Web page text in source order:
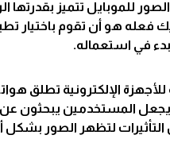
للموبايل تتميز
هو أن تقوم باختيار
في استعماله.
الإلكترونية تطلق هواتف
يجعل المستخدمين يبحثون
التأثيرات لتظهر الصور